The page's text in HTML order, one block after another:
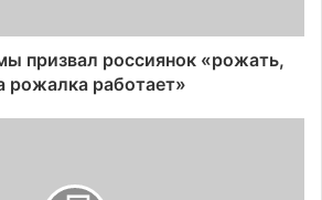
призвал россиянок «рожать,
рожалка работает»